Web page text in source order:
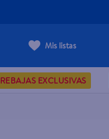
Mis listas
REBAJAS EXCLUSIVAS